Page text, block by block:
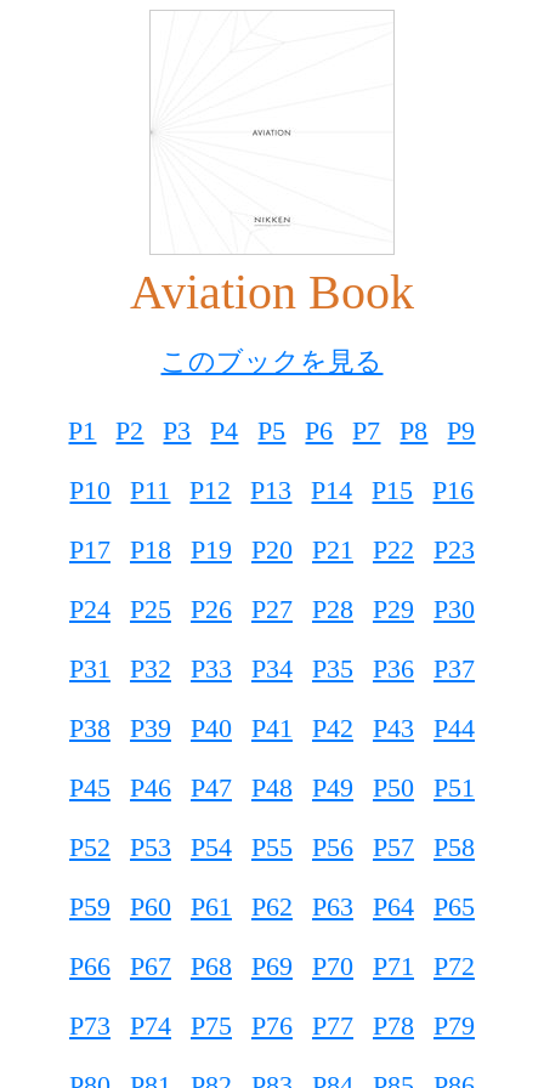
Aviation Book
このブックを見る
P1 P2 P3 P4 P5 P6 P7 P8
P9
P10
P11 P12 P13 P14 P15
P16
P17
P18 P19 P20 P21 P22
P23
P24
P25 P26 P27 P28 P29
P30
P31
P32 P33 P34 P35 P36
P37
P38
P39 P40 P41 P42 P43
P44
P45
P46 P47 P48 P49 P50
P51
P52
P53 P54 P55 P56 P57
P58
P59
P60 P61 P62 P63 P64
P65
P66
P67 P68 P69 P70 P71
P72
P73
P74 P75 P76 P77 P78
P79